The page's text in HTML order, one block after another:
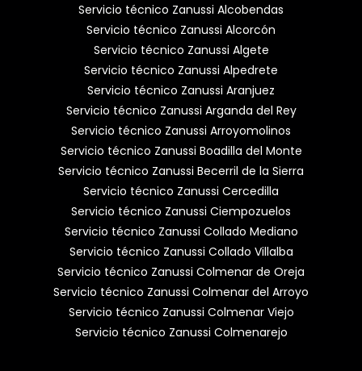
Servicio técnico Zanussi Alcobendas
Servicio técnico Zanussi Alcorcón
Servicio técnico Zanussi Algete
Servicio técnico Zanussi Alpedrete
Servicio técnico Zanussi Aranjuez
Servicio técnico Zanussi Arganda del Rey
Servicio técnico Zanussi Arroyomolinos
Servicio técnico Zanussi Boadilla del Monte
Servicio técnico Zanussi Becerril de la Sierra
Servicio técnico Zanussi Cercedilla
Servicio técnico Zanussi Ciempozuelos
Servicio técnico Zanussi Collado Mediano
Servicio técnico Zanussi Collado Villalba
Servicio técnico Zanussi Colmenar de Oreja
Servicio técnico Zanussi Colmenar del Arroyo
Servicio técnico Zanussi Colmenar Viejo
Servicio técnico Zanussi Colmenarejo